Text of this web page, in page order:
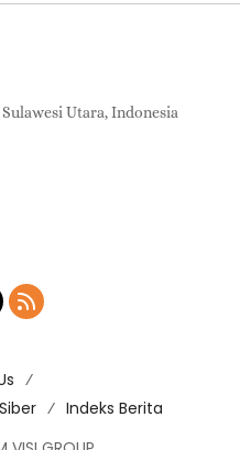
Utara, Indonesia
Indeks Berita